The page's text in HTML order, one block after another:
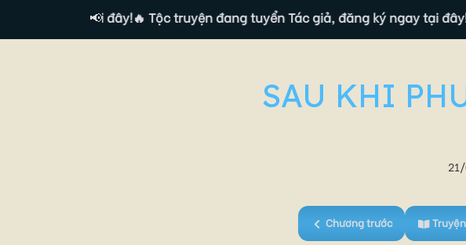
📢
ngay tại đây!🔥 Tộc truyện đang tuyển Tác giả, đăng ký ngay tại đây!🔥
SAU KHI
Chương trước Truyện